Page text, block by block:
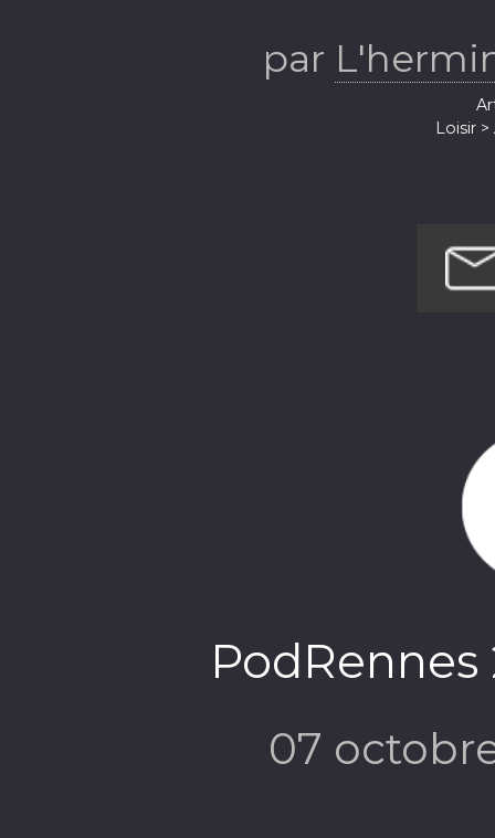
par
Loisir
PodRennes
07